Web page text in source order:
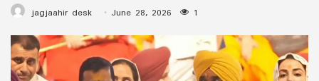
jagjaahir desk June 28, 2026 1